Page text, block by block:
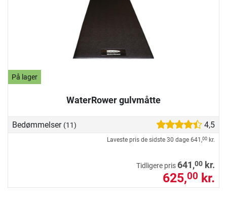
På lager
WaterRower gulvmåtte
Bedømmelser (11) 4,5
Laveste pris de sidste 30 dage 641,00 kr.
Tidligere pris 641,00 kr.
625,00 kr.